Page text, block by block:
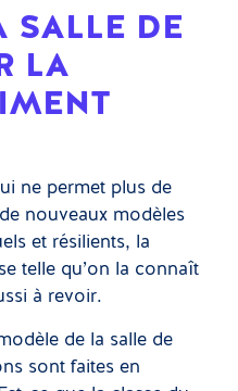
SALLE DE
LA
ne permet plus de
nouveaux modèles
et résilients, la
telle qu’on la connaît
à revoir.
de la salle de
sont faites en